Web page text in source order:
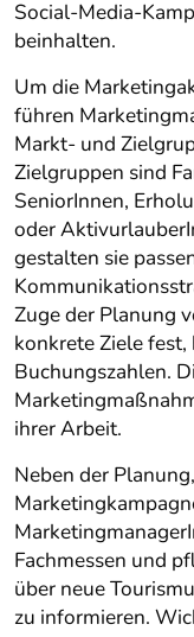
Social-Media-
beinhalten.
Um die
führen
Markt- und
Zielgruppen sind
SeniorInnen,
oder
gestalten sie
Zuge der Planung
konkrete Ziele
Buchungszahlen.
ihrer Arbeit.
Neben der
Fachmessen und
über neue
zu informieren.